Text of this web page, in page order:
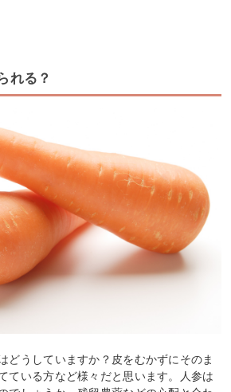
れる？
どうしていますか？皮をむかずにそのま
ている方など様々だと思います。人参は